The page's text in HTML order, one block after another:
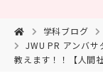
学科ブログ
JWU PR アンバサ
教えます！！【人間